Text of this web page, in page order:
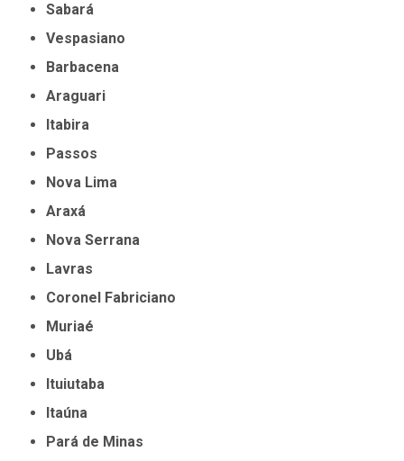
Sabará
Vespasiano
Barbacena
Araguari
Itabira
Passos
Nova Lima
Araxá
Nova Serrana
Lavras
Coronel Fabriciano
Muriaé
Ubá
Ituiutaba
Itaúna
Pará de Minas